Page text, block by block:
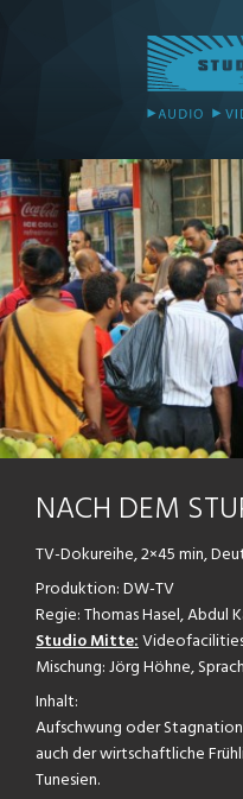
NACH DEM
TV-Dokureihe, 2×45 min,
Produktion: DW-TV
Regie: Thomas Hasel, Abdul
Studio Mitte:
Mischung: Jörg Höhne,
Inhalt:
Aufschwung oder
auch der wirtschaftliche
Tunesien.